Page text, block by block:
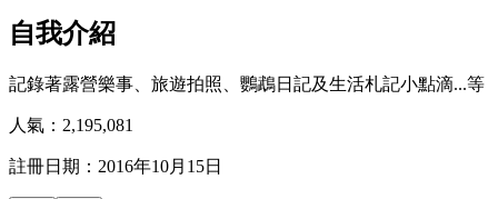
自我介紹
記錄著露營樂事、旅遊拍照、鸚鵡日記及生活札記小點滴...等
人氣： 2,195,081
註冊日期： 2016年10月15日